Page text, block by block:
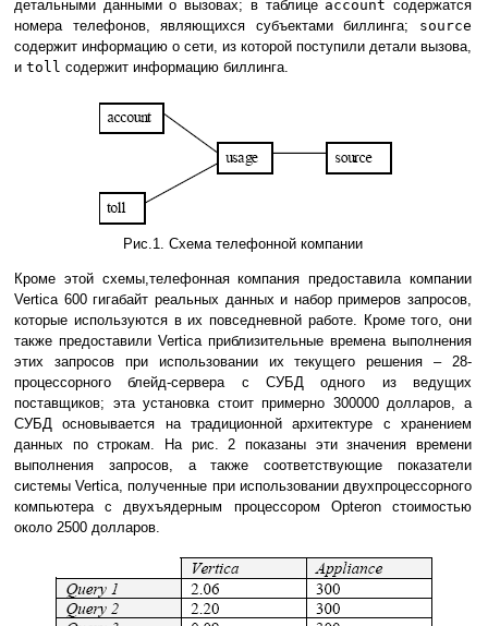
детальными данными о вызовах; в таблице account содержатся
номера телефонов, являющихся субъектами биллинга; source
содержит информацию о сети, из которой поступили детали вызова,
и toll содержит информацию биллинга.
Рис.1. Схема телефонной компании
Кроме этой схемы,телефонная компания предоставила компании
Vertica 600 гигабайт реальных данных и набор примеров запросов,
которые используются в их повседневной работе. Кроме того, они
также предоставили Vertica приблизительные времена выполнения
этих запросов при использовании их текущего решения – 28-
процессорного блейд-сервера с СУБД одного из ведущих
поставщиков; эта установка стоит примерно 300000 долларов, а
СУБД основывается на традиционной архитектуре с хранением
данных по строкам. На рис. 2 показаны эти значения времени
выполнения запросов, а также соответствующие показатели
системы Vertica, полученные при использовании двухпроцессорного
компьютера с двухъядерным процессором Opteron стоимостью
около 2500 долларов.